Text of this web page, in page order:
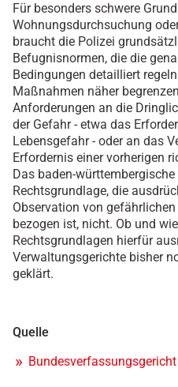
Für besonders schwere
Wohnungsdurchsuchung
braucht die Polizei
Befugnisnormen, die die
Bedingungen detailliert
Maßnahmen näher
Anforderungen an die
der Gefahr - etwa das
Lebensgefahr - oder an das
Erfordernis einer vorherigen
Das baden-
Rechtsgrundlage, die
Observation von
bezogen ist, nicht. Ob und
Rechtsgrundlagen hierfür
Verwaltungsgerichte bisher
geklärt.
Quelle
Bundesverfassungsgericht